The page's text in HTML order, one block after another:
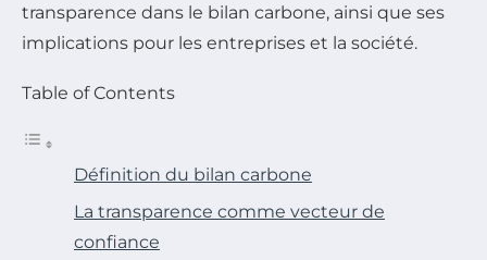
transparence dans le bilan carbone, ainsi que ses
implications pour les entreprises et la société.
Table of Contents
Définition du bilan carbone
La transparence comme vecteur de
confiance